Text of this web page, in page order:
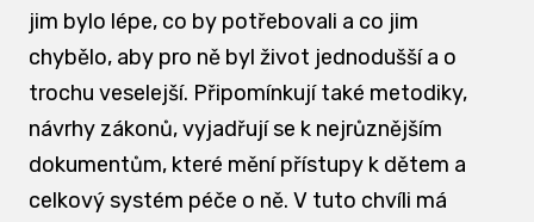
jim bylo lépe, co by potřebovali a co jim
chybělo, aby pro ně byl život jednodušší a o
trochu veselejší. Připomínkují také metodiky,
návrhy zákonů, vyjadřují se k nejrůznějším
dokumentům, které mění přístupy k dětem a
celkový systém péče o ně. V tuto chvíli má